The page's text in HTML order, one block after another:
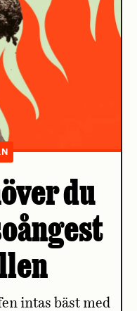
du
intas bäst med